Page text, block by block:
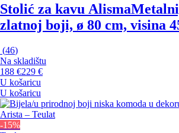
Stolić za kavu Alisma
zlatnoj boji, ø 80 cm, visina
(46)
Na skladištu
188 €229 €
U košaricu
U košaricu
-15%